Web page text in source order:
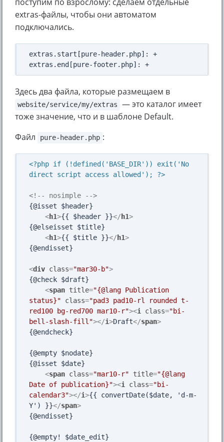
extras-файлы, чтобы они автоматом
подключались.
extras.start[pure-header.php]: +
Здесь два файла, которые размещаем в
website/service/my/extras
— это каталог имеет
тоже значение, что и в шаблоне Default.
Файл
pure-header.php :
<?php if (!defined('BASE_DIR')) exit('No
direct script access allowed'); ?>
<!-- nosimple -->
{@isset $header}
<h1>{{ $header }}</ h1>
{@elseisset $title}
<h1>{{ $title }}</ h1>
{@endisset}
<div class="mar30-b">
{@check $draft}
<span title="{@lang Publication
status}"
class="pad3 pad10-rl rounded t-
red100 bg-red700 mar10-r"><i class="bi-
bell-slash-fill"></i>Draft</span>
{@endcheck}
{@empty $nodate}
{@isset $date}
<span class="mar10-r" title="{@lang
Date of publication}"><i class="bi-
calendar3"></i>{{ convertDate($date, 'd-m-
Y') }}</span>
{@endisset}
{@empty! $date_edit}